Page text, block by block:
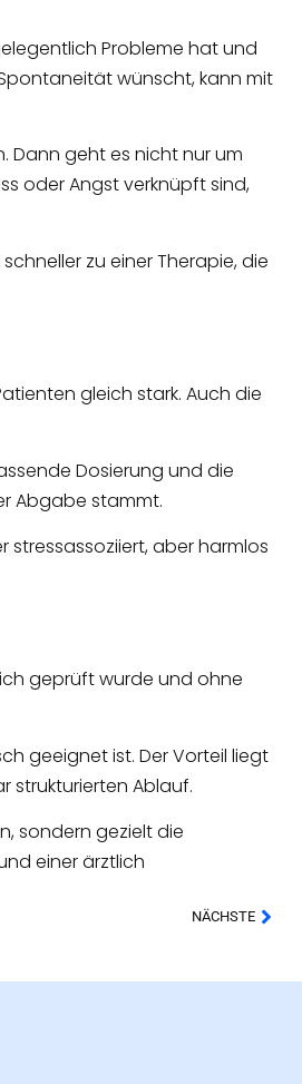
Probleme hat und
wünscht, kann mit
Dann geht es nicht nur um
oder Angst verknüpft sind,
zu einer Therapie, die
gleich stark. Auch die
Dosierung und die
Abgabe stammt.
stressassoziiert, aber harmlos
geprüft wurde und ohne
geeignet ist. Der Vorteil liegt
strukturierten Ablauf.
sondern gezielt die
einer ärztlich
NÄCHSTE